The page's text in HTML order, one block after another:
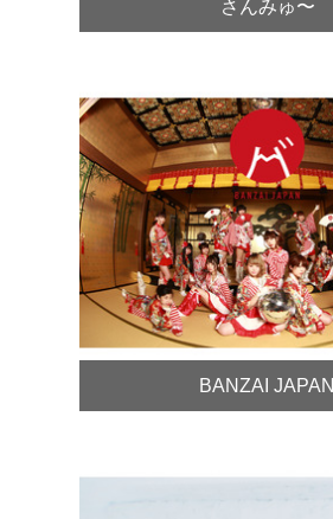
さんみゅ〜
BANZAI JAPAN